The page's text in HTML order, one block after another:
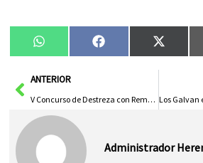
Compartir
en
WhatsAppCompartir
en
Facebook
en
X
AntANTERIOR
V Concurso de Destreza con Remolque
Administrador